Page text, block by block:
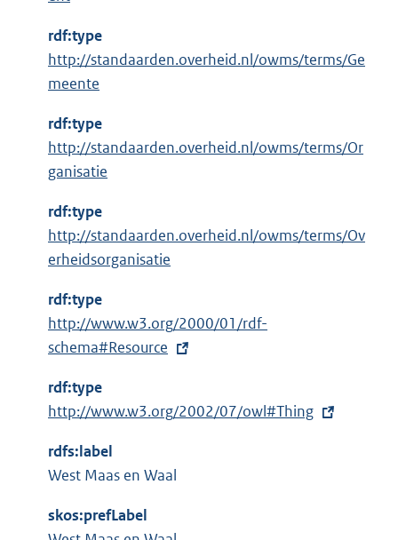
e
n
k
:
rdf:type
http://standaarden.overheid.nl/owms/terms/Ge
meente
rdf:type
http://standaarden.overheid.nl/owms/terms/Or
ganisatie
rdf:type
http://standaarden.overheid.nl/owms/terms/Ov
erheidsorganisatie
rdf:type
E
x
e
r
e
i
http://www.w3.org/2000/01/rdf-
schema#Resource
rdf:type
E
t
e
n
http://www.w3.org/2002/07/owl#Thing
rdfs:label
West Maas en Waal
skos:prefLabel